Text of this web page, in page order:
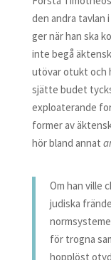
den andra tavlan
ger när han ska
inte begå
utövar otukt och
sjätte budet
exploaterande
former av
hör bland annat
Om han ville
judiska
för trogna
hopplöst